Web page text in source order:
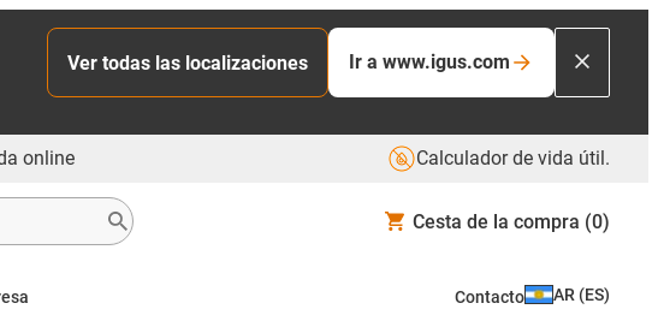
Ver todas las localizaciones Ir a www.igus.com
online Calculador de vida útil.
Cesta de la compra (0)
Contacto AR (ES)